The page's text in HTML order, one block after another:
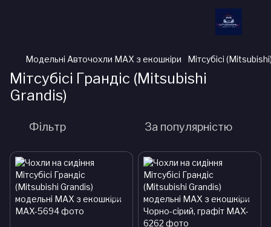
Модельні Авточохли MAX з екошкіри Мітсубісі
Мітсубісі Грандіс (Mitsubishi
Grandis)
Фільтр За популярністю